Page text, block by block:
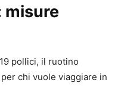
misure
pollici, il ruotino
chi vuole viaggiare in